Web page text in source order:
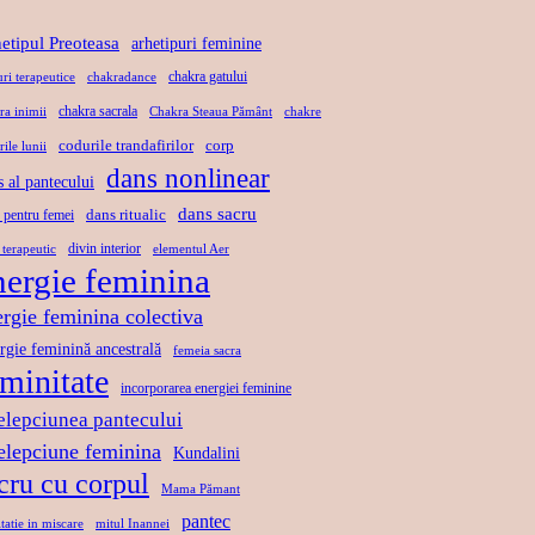
L
I
B
E
R
T
A
T
A
R
E
P
R
I
N
D
N
S
A
N
S
U
L
U
I
S
A
C
R
U
Preoteasa arhetipuri feminine
terapeutice chakradance chakra gatului
inimii chakra sacrala Chakra Steaua Pământ chakre
lunii codurile trandafirilor corp
al pantecului dans nonlinear
pentru femei dans ritualic dans sacru
terapeutic divin interior elementul Aer
feminina
feminina colectiva
feminină ancestrală femeia sacra
incorporarea energiei feminine
pantecului
feminina Kundalini
cu corpul Mama Pămant
in miscare mitul Inannei pantec